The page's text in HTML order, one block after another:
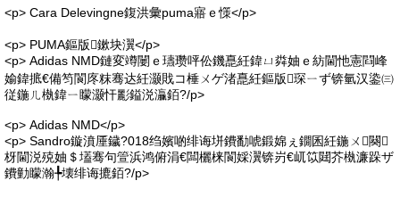
<p> Cara Delevingne鍑洪彙puma寤ｅ憡</p>
<p> PUMA鏂版鏉块瀷</p>
<p> Adidas NMD鏈変竴闄ｅ瓙瓒呯伀鐖嗭紝鍏ㄩ粦妯ｅ紡閫忚憲閰峰
媮鍏掋€備笉閬庝粖骞达紝灏戝コ棰ㄨゲ渚嗭紝鏂版琛ㄧず锛氫汉鍌㈢
従鍦ㄦ槸鍏ㄧ矇灏忓彲鎰涚灜銆?/p>
<p> Adidas NMD</p>
<p> Sandro鏇濆厜鐬?018绉嬪啲绯诲垪鐨勫唬鍛婂ぇ鐗囷紝鍦ㄨ闋
枒閫涚殑妯＄壒骞句箮浜鸿俯涓€闆欐梾閬婇瀷锛岃€屼笖閮芥槸濂跺ザ
鐨勭矇瀚╄壊绯诲摝銆?/p>